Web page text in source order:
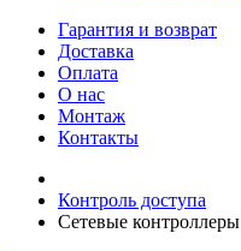
Гарантия и возврат
Доставка
Оплата
О нас
Монтаж
Контакты
Контроль доступа
Сетевые контроллеры